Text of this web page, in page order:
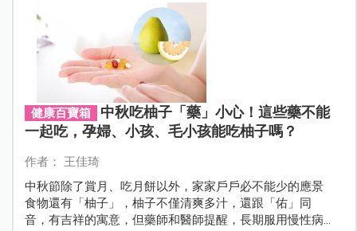
健康百寶箱
中秋吃柚子「藥」小心！這些藥不能
一起吃，孕婦、小孩、毛小孩能吃柚子嗎？
作者： 王佳琦
中秋節除了賞月、吃月餅以外，家家戶戶必不能少的應景
食物還有「柚子」，柚子不僅清爽多汁，還跟「佑」同
音，有吉祥的寓意，但藥師和醫師提醒，長期服用慢性病